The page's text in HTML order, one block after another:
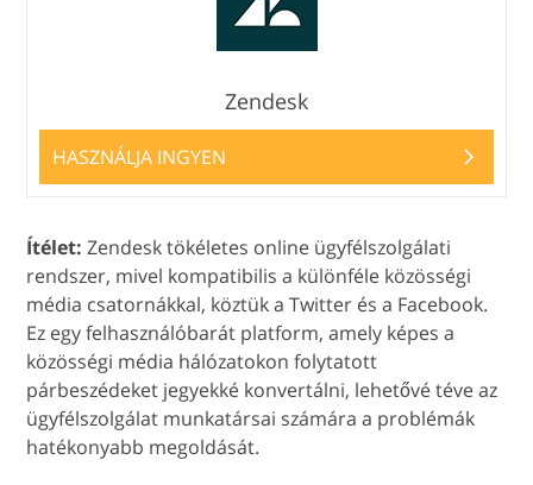
Zendesk
HASZNÁLJA INGYEN
Ítélet: Zendesk tökéletes online ügyfélszolgálati
rendszer, mivel kompatibilis a különféle közösségi
média csatornákkal, köztük a Twitter és a Facebook.
Ez egy felhasználóbarát platform, amely képes a
közösségi média hálózatokon folytatott
párbeszédeket jegyekké konvertálni, lehetővé téve az
ügyfélszolgálat munkatársai számára a problémák
hatékonyabb megoldását.